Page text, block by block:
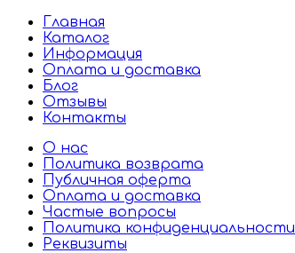
Главная
Каталог
Информация
Оплата и доставка
Блог
Отзывы
Контакты
О нас
Политика возврата
Публичная оферта
Оплата и доставка
Частые вопросы
Политика конфиденциальности
Реквизиты